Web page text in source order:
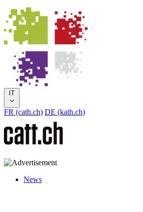
IT
FR (cath.ch) DE (kath.ch)
News